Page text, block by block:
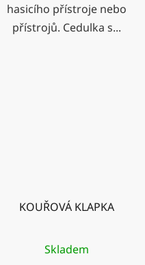
hasicího přístroje nebo
přístrojů. Cedulka s...
KOUŘOVÁ KLAPKA
Skladem